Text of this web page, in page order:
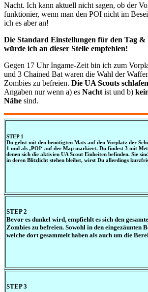
Nacht. Ich kann aktuell nicht sagen, ob der
funktionier, wenn man den POI nicht im
ich es aber an!
Die Standard Einstellungen für den Tag &
würde ich an dieser Stelle empfehlen!
Gegen 17 Uhr Ingame-Zeit bin ich zum
und 3 Chained Bat waren die Wahl der
Zombies zu befreien. Die UA Scouts schlafen
Angaben nur wenn a) es Nacht ist und b)
Nähe sind.
STEP 1
Du gehst mit den benötigten Mats auf den Vorplatz der
1 und als ‚POI‘ auf der Map markiert. Du findest 3 mit
denen sich die aktivien UA Scout Einheiten befinden. Sie
in deren Blitzlicht stehen bleibst, wirst Du allerdings
STEP 2
Bevor es dunkel wird, empfiehlt es sich den
Zombies zu befreien. Sowohl in den eingezäunten
welche dort gesammelt haben als auch um die
STEP 3